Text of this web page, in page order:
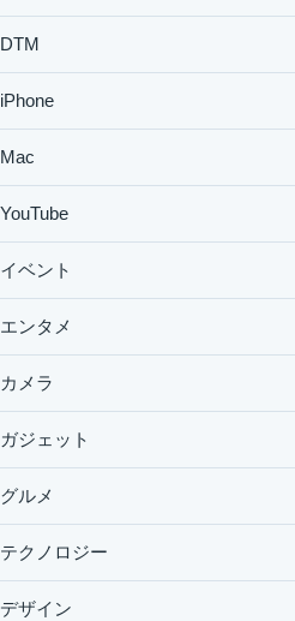
DTM
iPhone
Mac
YouTube
イベント
エンタメ
カメラ
ガジェット
グルメ
テクノロジー
デザイン